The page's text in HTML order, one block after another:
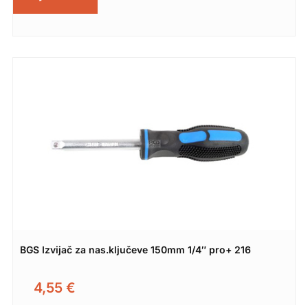
BGS Izvijač za nas.ključeve 150mm 1/4″ pro+ 216
4,55 €